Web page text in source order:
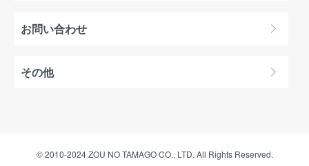
お問い合わせ
その他
© 2010-2024 ZOU NO TAMAGO CO., LTD. All Rights Reserved.